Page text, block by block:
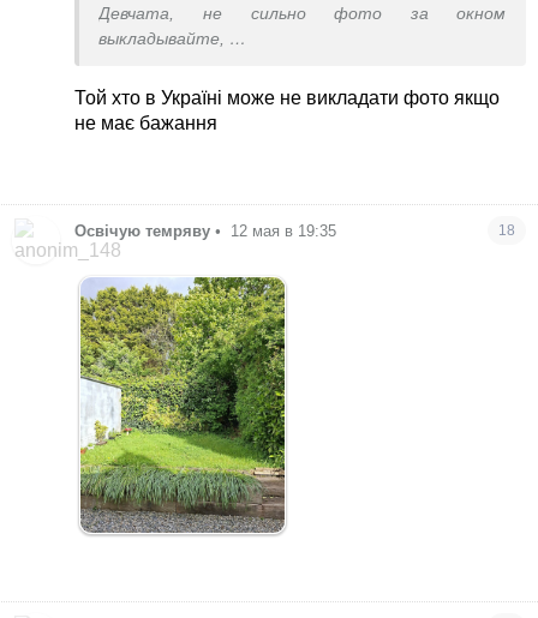
Девчата, не сильно фото за окном
выкладывайте,
тем более уже написали, что к массированному
твари готовятся
Той хто в Україні може не викладати фото якщо
не має бажання
Освічую темряву • 12 мая в 19:35 18